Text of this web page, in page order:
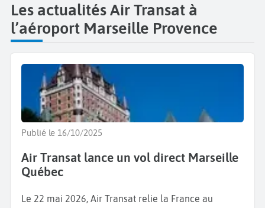
Les actualités Air Transat à
l’aéroport Marseille Provence
Publié le 16/10/2025
Air Transat lance un vol direct Marseille
Québec
Le 22 mai 2026, Air Transat relie la France au